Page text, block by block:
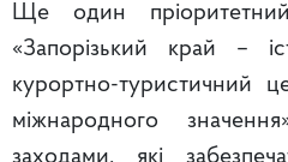
Ще один пріоритетний
«Запорізький край –
курортно-туристичний
міжнародного